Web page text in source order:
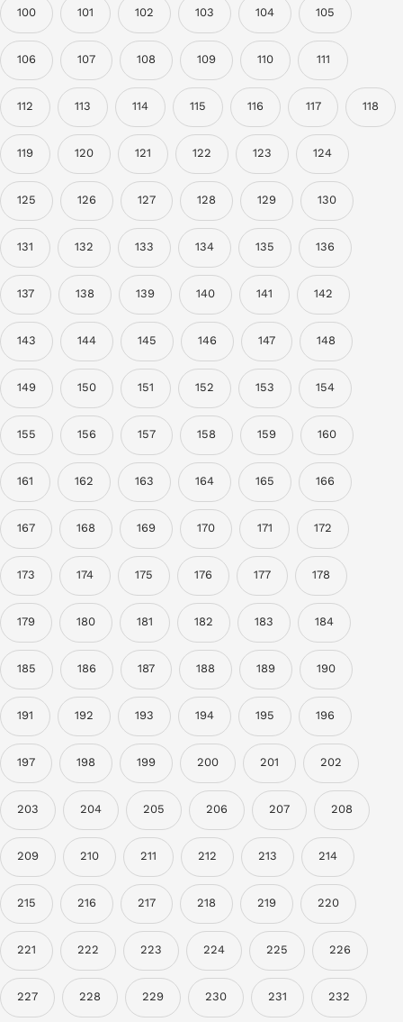
100 101 102 103 104 105
106 107 108 109 110 111
112 113 114 115 116 117 118
119 120 121 122 123 124
125 126 127 128 129 130
131 132 133 134 135 136
137 138 139 140 141 142
143 144 145 146 147 148
149 150 151 152 153 154
155 156 157 158 159 160
161 162 163 164 165 166
167 168 169 170 171 172
173 174 175 176 177 178
179 180 181 182 183 184
185 186 187 188 189 190
191 192 193 194 195 196
197 198 199 200 201 202
203 204 205 206 207 208
209 210 211 212 213 214
215 216 217 218 219 220
221 222 223 224 225 226
227 228 229 230 231 232